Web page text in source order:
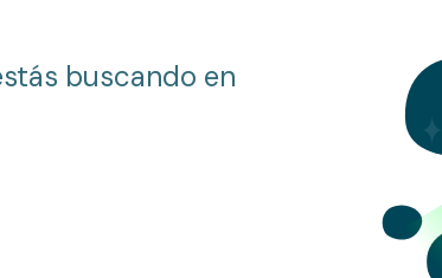
buscando en